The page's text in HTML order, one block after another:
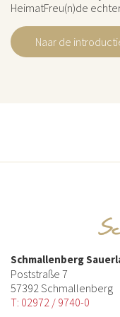
HeimatFreu(n)de
Naar de
Schmallenberg
Poststraße 7
57392 Schmallenberg
T: 02972 / 9740-0